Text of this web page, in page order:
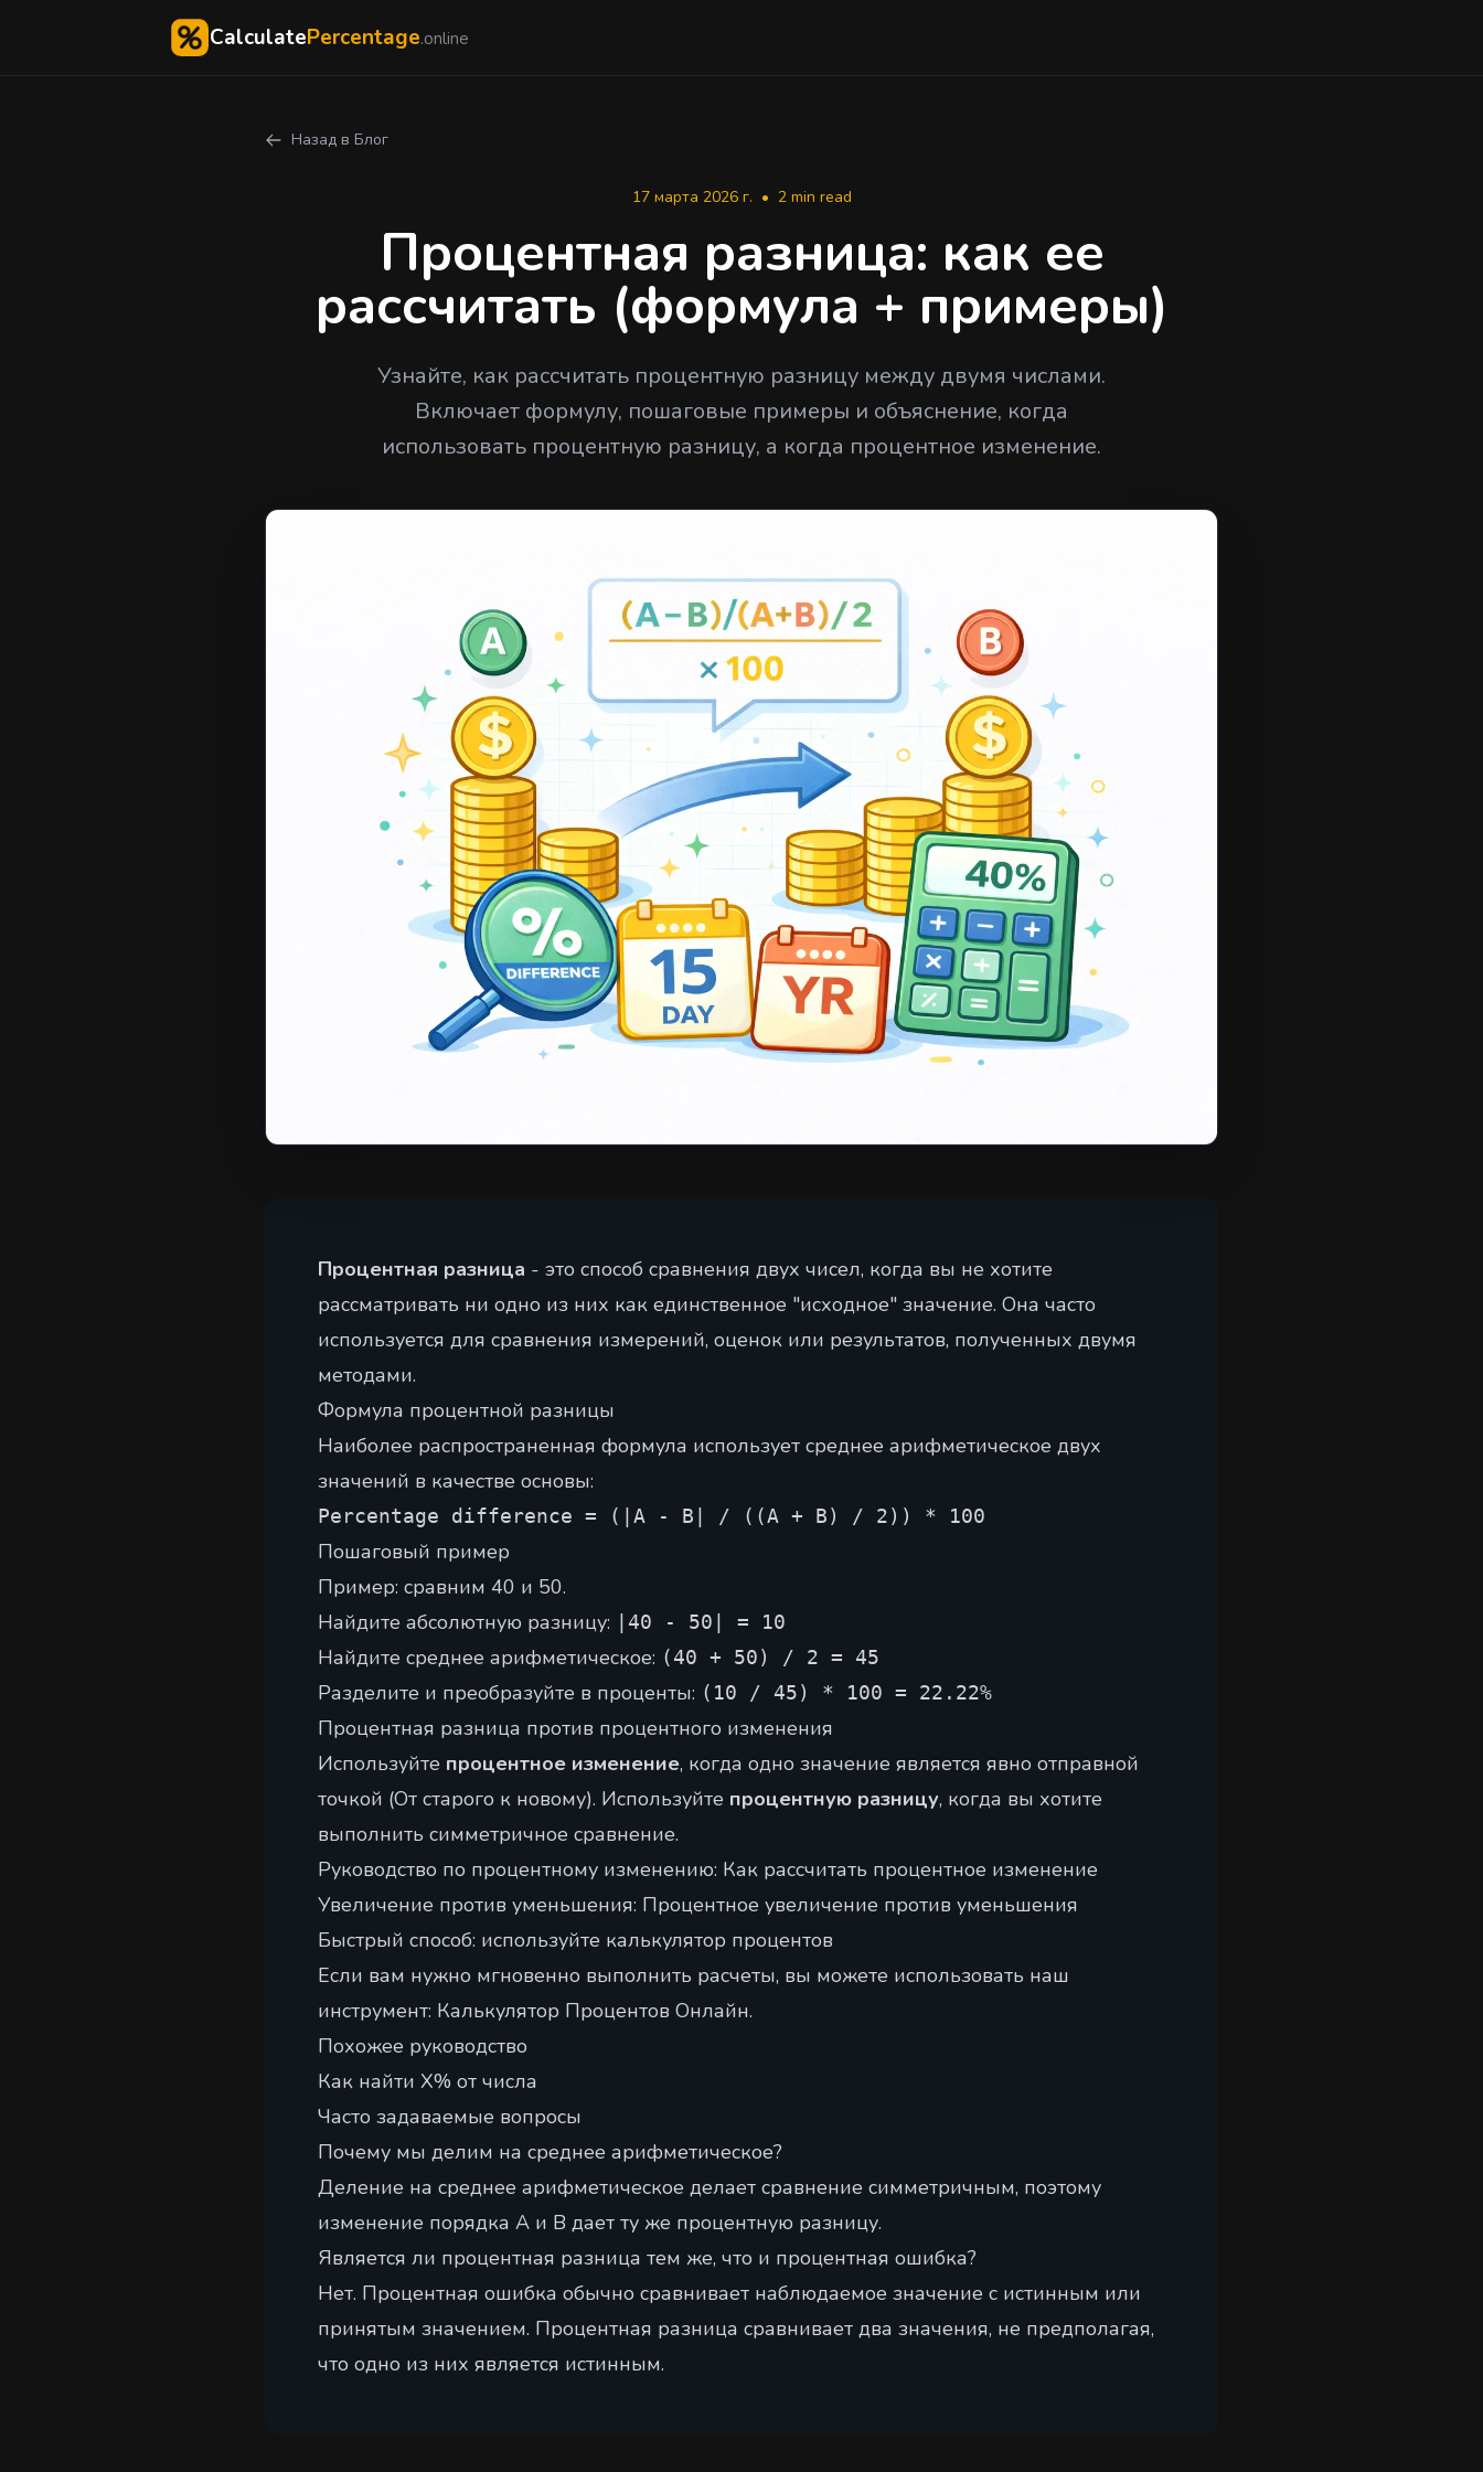
CalculatePercentage.online
Назад в Блог
17 марта 2026 г. • 2 min read
Процентная разница: как ее
рассчитать (формула + примеры)
Узнайте, как рассчитать процентную разницу между двумя числами.
Включает формулу, пошаговые примеры и объяснение, когда
использовать процентную разницу, а когда процентное изменение.
Процентная разница - это способ сравнения двух чисел, когда вы не хотите
рассматривать ни одно из них как единственное "исходное" значение. Она часто
используется для сравнения измерений, оценок или результатов, полученных двумя
методами.
Формула процентной разницы
Наиболее распространенная формула использует среднее арифметическое двух
значений в качестве основы:
Percentage difference = (|A - B| / ((A + B) / 2)) * 100
Пошаговый пример
Пример: сравним 40 и 50.
Найдите абсолютную разницу: |40 - 50| = 10
Найдите среднее арифметическое: (40 + 50) / 2 = 45
Разделите и преобразуйте в проценты: (10 / 45) * 100 = 22.22%
Процентная разница против процентного изменения
Используйте процентное изменение, когда одно значение является явно отправной
точкой (От старого к новому). Используйте процентную разницу, когда вы хотите
выполнить симметричное сравнение.
Руководство по процентному изменению: Как рассчитать процентное изменение
Увеличение против уменьшения: Процентное увеличение против уменьшения
Быстрый способ: используйте калькулятор процентов
Если вам нужно мгновенно выполнить расчеты, вы можете использовать наш
инструмент: Калькулятор Процентов Онлайн.
Похожее руководство
Как найти X% от числа
Часто задаваемые вопросы
Почему мы делим на среднее арифметическое?
Деление на среднее арифметическое делает сравнение симметричным, поэтому
изменение порядка A и B дает ту же процентную разницу.
Является ли процентная разница тем же, что и процентная ошибка?
Нет. Процентная ошибка обычно сравнивает наблюдаемое значение с истинным или
принятым значением. Процентная разница сравнивает два значения, не предполагая,
что одно из них является истинным.